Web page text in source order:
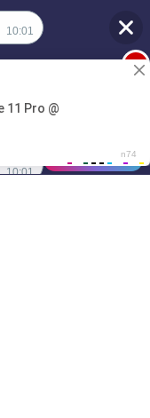
10:01
1